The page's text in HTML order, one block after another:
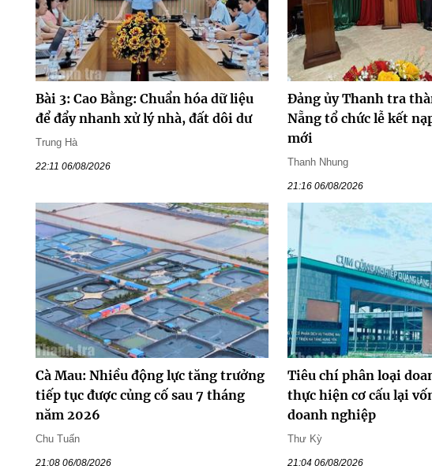
Bài 3: Cao Bằng: Chuẩn hóa dữ liệu
để đẩy nhanh xử lý nhà, đất dôi dư
Trung Hà
22:11 06/08/2026
Đảng ủy Thanh tra
Nẵng tổ chức lễ kết
mới
Thanh Nhung
21:16 06/08/2026
Cà Mau: Nhiều động lực tăng trưởng
tiếp tục được củng cố sau 7 tháng
năm 2026
Chu Tuấn
21:08 06/08/2026
Tiêu chí phân loại
thực hiện cơ cấu lại
doanh nghiệp
Thư Kỳ
21:04 06/08/2026